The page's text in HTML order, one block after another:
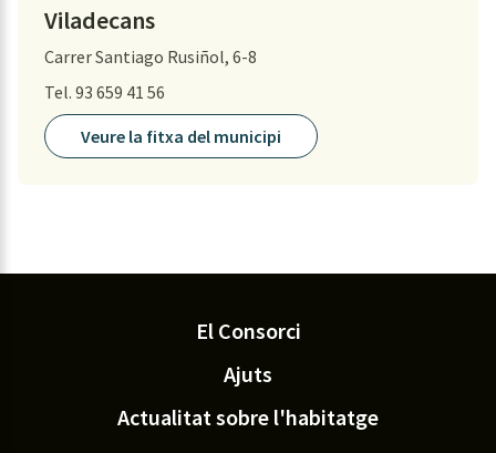
Viladecans
Carrer Santiago Rusiñol, 6-8
Tel. 93 659 41 56
Veure la fitxa del municipi
El Consorci
Ajuts
Actualitat sobre l'habitatge